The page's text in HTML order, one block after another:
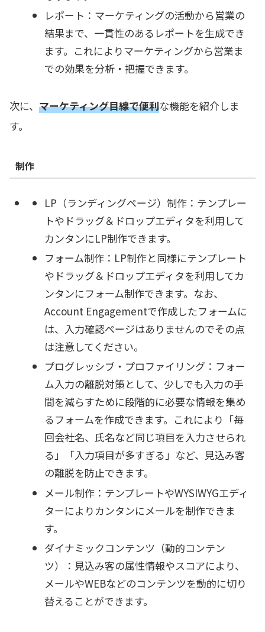
レポート：マーケティングの活動から営業の
結果まで、一貫性のあるレポートを生成でき
ます。これによりマーケティングから営業ま
での効果を分析・把握できます。
次に、 マーケティング目線で便利な機能を紹介しま
す。
制作
LP（ランディングページ）制作：テンプレー
トやドラッグ＆ドロップエディタを利用して
カンタンにLP制作できます。
フォーム制作：LP制作と同様にテンプレート
やドラッグ＆ドロップエディタを利用してカ
ンタンにフォーム制作できます。なお、
Account Engagementで作成したフォームに
は、入力確認ページはありませんのでその点
は注意してください。
プログレッシブ・プロファイリング：フォー
ム入力の離脱対策として、少しでも入力の手
間を減らすために段階的に必要な情報を集め
るフォームを作成できます。これにより「毎
回会社名、氏名など同じ項目を入力させられ
る」「入力項目が多すぎる」など、見込み客
の離脱を防止できます。
メール制作：テンプレートやWYSIWYGエディ
ターによりカンタンにメールを制作できま
す。
ダイナミックコンテンツ（動的コンテン
ツ）：見込み客の属性情報やスコアにより、
メールやWEBなどのコンテンツを動的に切り
替えることができます。